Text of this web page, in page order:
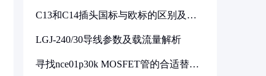
C13和C14插头国标与欧标的区别及其
LGJ-240/30导线参数及载流量解析
寻找nce01p30k MOSFET管的合适替代